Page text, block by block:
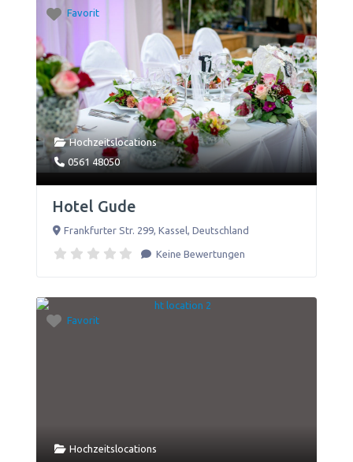
Favorit
Hochzeitslocations
0561 48050
Hotel Gude
Frankfurter Str. 299, Kassel Deutschland
Keine Bewertungen
Favorit
Hochzeitslocations